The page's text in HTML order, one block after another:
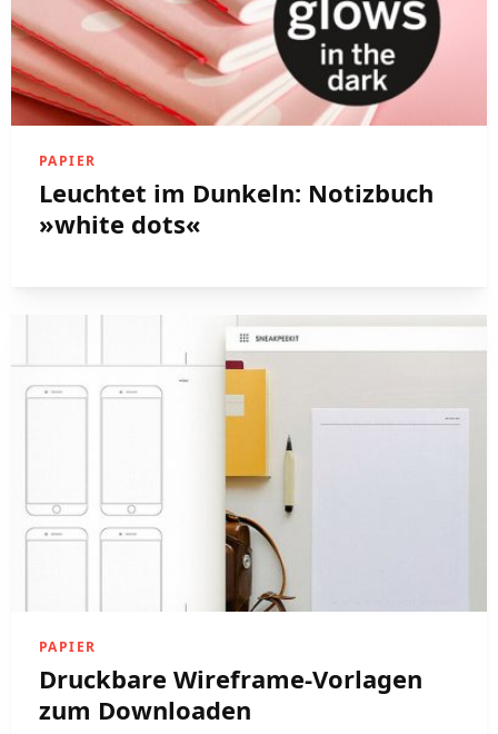
PAPIER
Leuchtet im Dunkeln: Notizbuch
»white dots«
PAPIER
Druckbare Wireframe-Vorlagen
zum Downloaden